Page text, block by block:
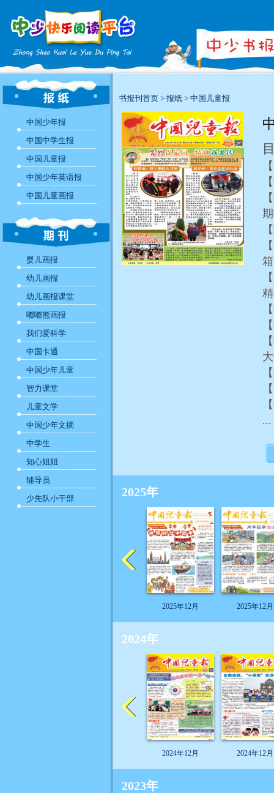
中国少年报
中国中学生报
中国儿童报
中国少年英语报
中国儿童画报
婴儿画报
幼儿画报
幼儿画报课堂
嘟嘟熊画报
我们爱科学
中国卡通
中国少年儿童
智力课堂
儿童文学
中国少年文摘
中学生
知心姐姐
辅导员
少先队小干部
书报刊首页 > 报纸 > 中国儿童报
...
2025年
2025年12月 2025年12月
2024年
2024年12月 2024年12月
2023年